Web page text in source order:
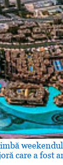
care a fost